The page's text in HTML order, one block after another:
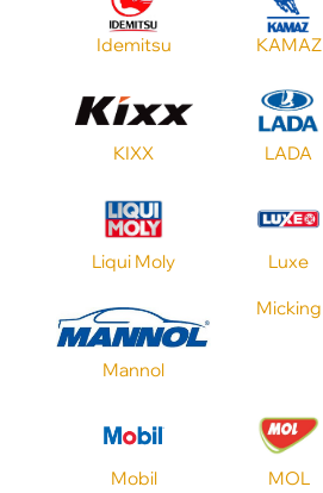
ATF Mercon
Idemitsu KAMAZ
KIXX LADA
Liqui Moly Luxe
Mannol
Micking
Mobil MOL